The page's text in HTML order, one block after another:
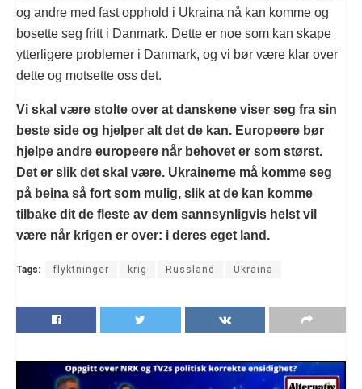
og andre med fast opphold i Ukraina nå kan komme og
bosette seg fritt i Danmark. Dette er noe som kan skape
ytterligere problemer i Danmark, og vi bør være klar over
dette og motsette oss det.
Vi skal være stolte over at danskene viser seg fra sin
beste side og hjelper alt det de kan. Europeere bør
hjelpe andre europeere når behovet er som størst.
Det er slik det skal være. Ukrainerne må komme seg
på beina så fort som mulig, slik at de kan komme
tilbake dit de fleste av dem sannsynligvis helst vil
være når krigen er over: i deres eget land.
Tags: flyktninger krig Russland Ukraina